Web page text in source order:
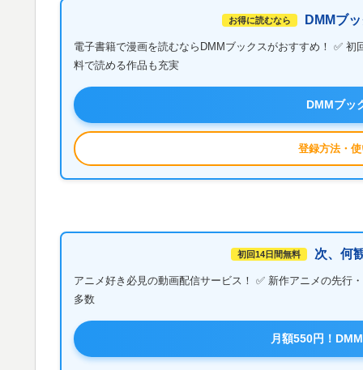
お得に読むなら DMMブ
電子書籍で漫画を読むならDMMブックスがおすすめ！ ✅
料で読める作品も充実
DMMブッ
登録方法・
初回14日間無料 次、何
アニメ好き必見の動画配信サービス！ ✅ 新作アニメの先行
多数
月額550円！